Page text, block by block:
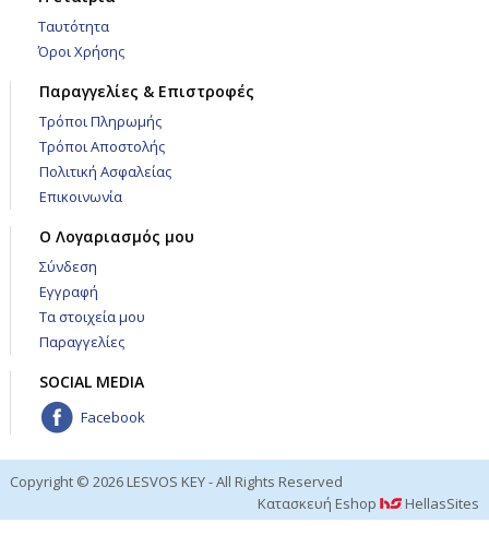
Ταυτότητα
Όροι Χρήσης
Παραγγελίες & Επιστροφές
Τρόποι Πληρωμής
Τρόποι Αποστολής
Πολιτική Ασφαλείας
Επικοινωνία
Ο Λογαριασμός μου
Σύνδεση
Εγγραφή
Τα στοιχεία μου
Παραγγελίες
SOCIAL MEDIA
Facebook
Copyright © 2026 LESVOS KEY - All Rights Reserved
Κατασκευή Eshop
HellasSites